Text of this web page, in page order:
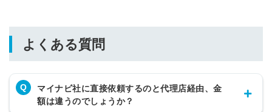
よくある質問
Q
マイナビ社に直接依頼するのと代理店経由、金
額は違うのでしょうか？